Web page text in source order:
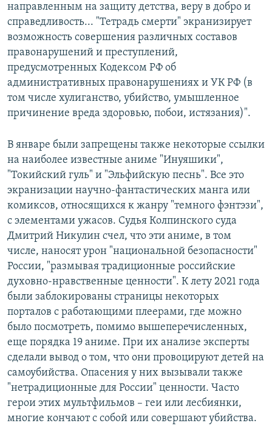
направленным на защиту детства, веру в добро и
справедливость... "Тетрадь смерти" экранизирует
возможность совершения различных составов
правонарушений и преступлений,
предусмотренных Кодексом РФ об
административных правонарушениях и УК РФ (в
том числе хулиганство, убийство, умышленное
причинение вреда здоровью, побои, истязания)".
В январе были запрещены также некоторые ссылки
на наиболее известные аниме "Инуяшики",
"Токийский гуль" и "Эльфийскую песнь". Все это
экранизации научно-фантастических манга или
комиксов, относящихся к жанру "темного фэнтэзи",
с элементами ужасов. Судья Колпинского суда
Дмитрий Никулин счел, что эти аниме, в том
числе, наносят урон "национальной безопасности"
России, "размывая традиционные российские
духовно-нравственные ценности". К лету 2021 года
были заблокированы страницы некоторых
порталов с работающими плеерами, где можно
было посмотреть, помимо вышеперечисленных,
еще порядка 19 аниме. При их анализе эксперты
сделали вывод о том, что они провоцируют детей на
самоубийства. Опасения у них вызывали также
"нетрадиционные для России" ценности. Часто
герои этих мультфильмов – геи или лесбиянки,
многие кончают с собой или совершают убийства.